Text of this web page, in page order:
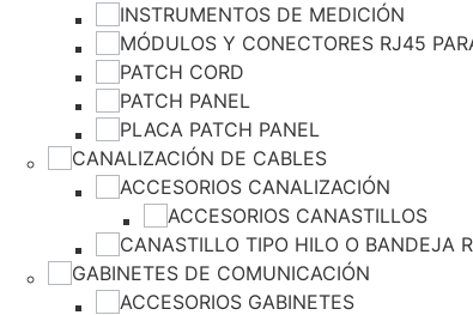
INSTRUMENTOS DE MEDICIÓN
MÓDULOS Y CONECTORES RJ45
PATCH CORD
PATCH PANEL
PLACA PATCH PANEL
CANALIZACIÓN DE CABLES
ACCESORIOS CANALIZACIÓN
ACCESORIOS CANASTILLOS
CANASTILLO TIPO HILO O BANDEJA
GABINETES DE COMUNICACIÓN
ACCESORIOS GABINETES